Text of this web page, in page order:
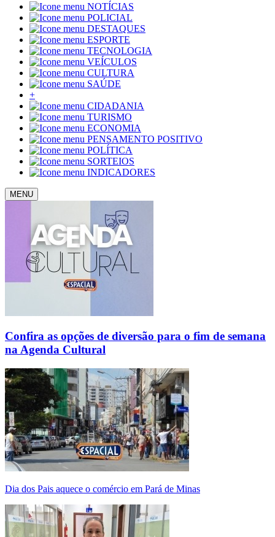
NOTÍCIAS
POLICIAL
DESTAQUES
ESPORTE
TECNOLOGIA
VEÍCULOS
CULTURA
SAÚDE
+
CIDADANIA
TURISMO
ECONOMIA
PENSAMENTO POSITIVO
POLÍTICA
SORTEIOS
INDICADORES
MENU
Confira as opções de diversão para o fim de semana
na Agenda Cultural
Dia dos Pais aquece o comércio em Pará de Minas